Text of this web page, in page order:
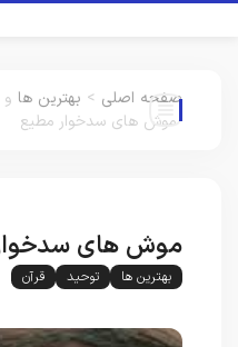
صفحه اصلی > بهترین ها و
موش های سدخوار مطیع
موش های
بهترین ها توحید قرآن